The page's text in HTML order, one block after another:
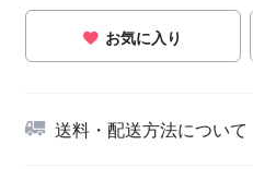
お気に入り
送料・配送方法について